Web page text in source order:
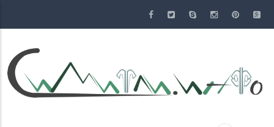
съдържание